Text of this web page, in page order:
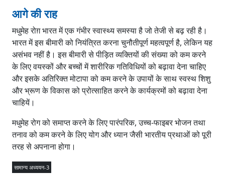
आगे की राह
मधुमेह रोग़ भारत में एक गंभीर स्वास्थ्य समस्या है जो तेजी से बढ़ रही है।
भारत में इस बीमारी को नियंत्रित करना चुनौतीपूर्ण महत्वपूर्ण है, लेकिन यह
असंभव नहीं है। इस बीमारी से पीड़ित व्यक्तियों की संख्या को कम करने
के लिए वयस्कों और बच्चों में शारीरिक गतिविधियों को बढ़ावा देना चाहिए
और इसके अतिरिक्त मोटापा को कम करने के उपायों के साथ स्वस्थ शिशु
और भ्रूण के विकास को प्रोत्साहित करने के कार्यक्रमों को बढ़ावा देना
चाहियें।
मधुमेह रोग को समाप्त करने के लिए पारंपरिक, उच्च-फाइबर भोजन तथा
तनाव को कम करने के लिए योग और ध्यान जैसी भारतीय प्रथाओं को पूरी
तरह से अपनाना होगा।
सामान्य अध्ययन-3